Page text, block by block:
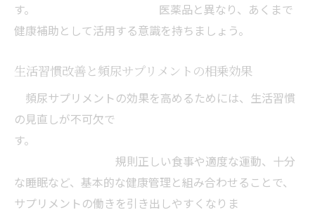
頻尿サプリメントと食事内容の見直しの関
夜間頻尿にも役立つ頻尿サプリメントの選
び方
夜間頻尿や尿意不安を減らす日常の工夫ポイン
夜間頻尿サプリと日中の生活習慣見直しポ
イント
す。 医薬品と異なり、あくまで
健康補助として活用する意識を持ちましょう。
生活習慣改善と頻尿サプリメントの相乗効果
頻尿サプリメントの効果を高めるためには、生活習慣
の見直しが不可欠で
す。
規則正しい食事や適度な運動、十分
な睡眠など、基本的な健康管理と組み合わせることで、
サプリメントの働きを引き出しやすくなりま